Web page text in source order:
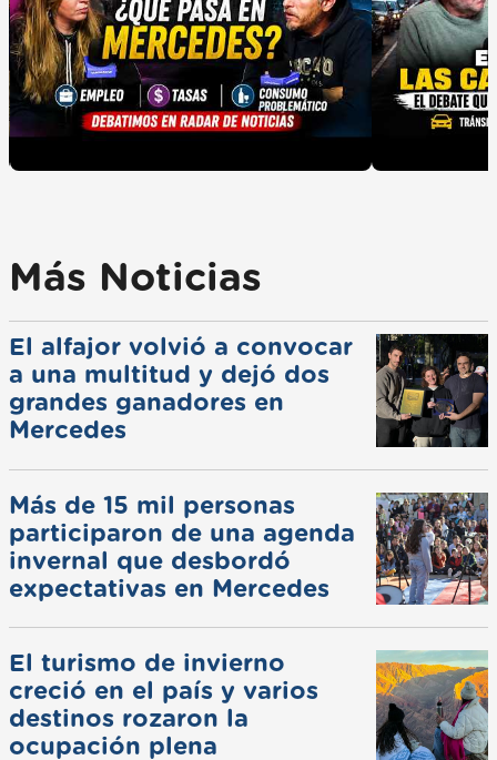
Más Noticias
El alfajor volvió a convocar
a una multitud y dejó dos
grandes ganadores en
Mercedes
Más de 15 mil personas
participaron de una agenda
invernal que desbordó
expectativas en Mercedes
El turismo de invierno
creció en el país y varios
destinos rozaron la
ocupación plena